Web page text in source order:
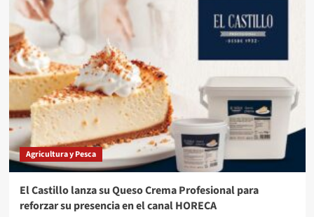
Agricultura y Pesca
El Castillo lanza su Queso Crema Profesional para
reforzar su presencia en el canal HORECA